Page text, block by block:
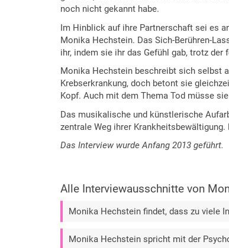
noch nicht gekannt habe.
Im Hinblick auf ihre Partnerschaft sei es
Monika Hechstein. Das Sich-Berühren-
ihr, indem sie ihr das Gefühl gab, trotz
Monika Hechstein beschreibt sich selbst
Krebserkrankung, doch betont sie
Kopf. Auch mit dem Thema Tod müsse
Das musikalische und künstlerische
zentrale Weg ihrer
Das Interview wurde Anfang 2013 geführt.
Alle Interviewausschnitte von
Monika Hechstein findet, dass zu viele
Monika Hechstein spricht mit der